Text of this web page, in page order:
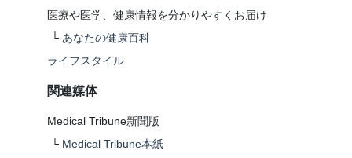
医療や医学、健康情報を分かりやすくお届け
└ あなたの健康百科
ライフスタイル
関連媒体
Medical Tribune新聞版
└ Medical Tribune本紙